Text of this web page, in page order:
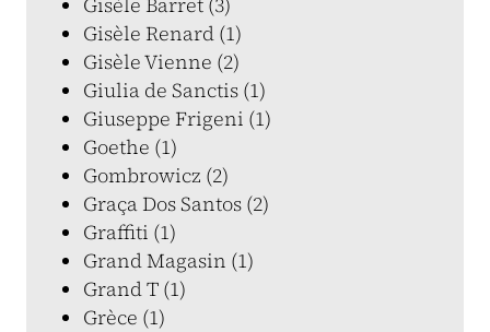
Gisèle Renard (1)
Gisèle Vienne (2)
Giulia de Sanctis (1)
Giuseppe Frigeni (1)
Goethe (1)
Gombrowicz (2)
Graça Dos Santos (2)
Graffiti (1)
Grand Magasin (1)
Grand T (1)
Grèce (1)